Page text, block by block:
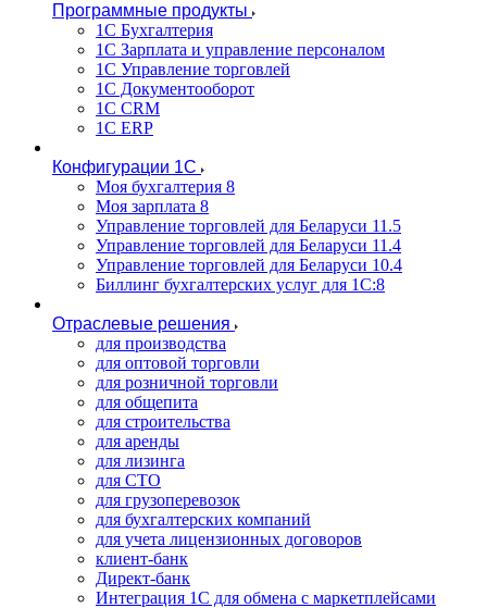
Программные продукты
1С Бухгалтерия
1С Зарплата и управление персоналом
1С Управление торговлей
1С Документооборот
1С CRM
1С ERP
Конфигурации 1С
Моя бухгалтерия 8
Моя зарплата 8
Управление торговлей для Беларуси 11.5
Управление торговлей для Беларуси 11.4
Управление торговлей для Беларуси 10.4
Биллинг бухгалтерских услуг для 1С:8
Отраслевые решения
для производства
для оптовой торговли
для розничной торговли
для общепита
для строительства
для аренды
для лизинга
для СТО
для грузоперевозок
для бухгалтерских компаний
для учета лицензионных договоров
клиент-банк
Директ-банк
Интеграция 1C для обмена с маркетплейсами